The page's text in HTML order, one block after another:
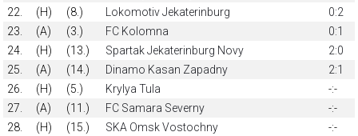
22.
(H) (8.) Lokomotiv Jekaterinburg
0:2
23.
(A) (3.) FC Kolomna
0:1
24.
(H) (13.) Spartak Jekaterinburg Novy
2:0
25.
(A) (14.) Dinamo Kasan Zapadny
2:1
26.
(H) (5.) Krylya Tula
-:-
27.
(A) (11.) FC Samara Severny
-:-
28.
(H) (15.) SKA Omsk Vostochny
-:-